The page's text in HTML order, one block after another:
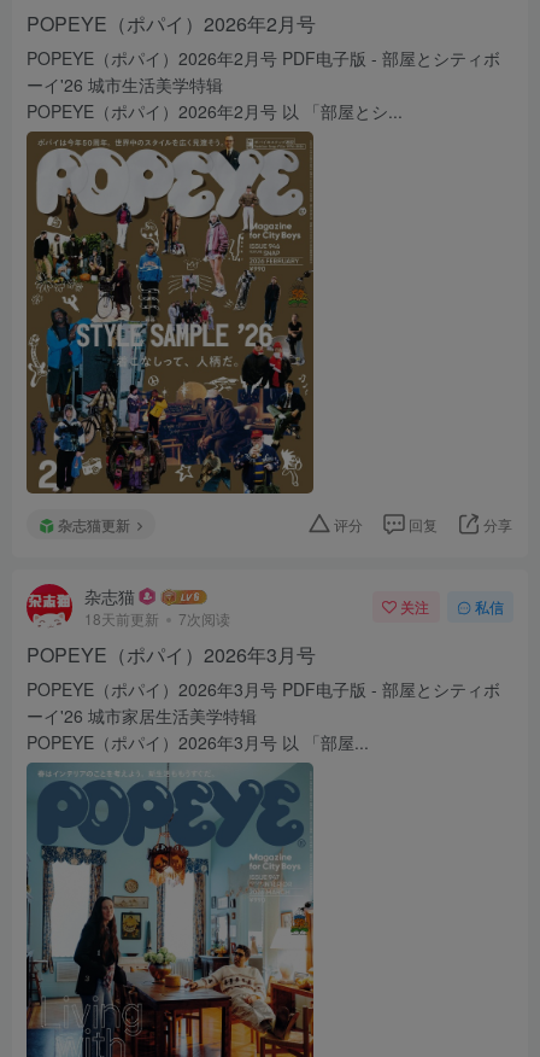
POPEYE（ポパイ）2026年2月号
POPEYE（ポパイ）2026年2月号 PDF电子版 - 部屋とシティボ
ーイ'26 城市生活美学特辑
POPEYE（ポパイ）2026年2月号 以 「部屋とシ...
杂志猫更新 评分 回复 分享
杂志猫
18天前更新 7次阅读
关注 私信
POPEYE（ポパイ）2026年3月号
POPEYE（ポパイ）2026年3月号 PDF电子版 - 部屋とシティボ
ーイ'26 城市家居生活美学特辑
POPEYE（ポパイ）2026年3月号 以 「部屋...